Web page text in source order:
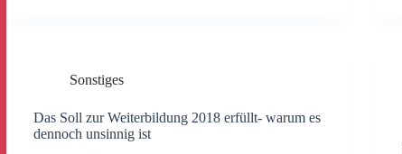
Sonstiges
Das Soll zur Weiterbildung 2018 erfüllt- warum es
dennoch unsinnig ist